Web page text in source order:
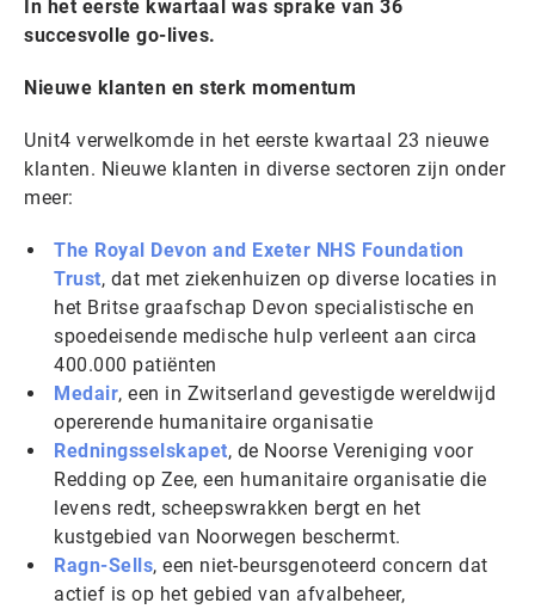
In het eerste kwartaal was sprake van 36
succesvolle go-lives.
Nieuwe klanten en sterk momentum
Unit4 verwelkomde in het eerste kwartaal 23 nieuwe
klanten. Nieuwe klanten in diverse sectoren zijn onder
meer:
The Royal Devon and Exeter NHS Foundation
Trust, dat met ziekenhuizen op diverse locaties in
het Britse graafschap Devon specialistische en
spoedeisende medische hulp verleent aan circa
400.000 patiënten
Medair, een in Zwitserland gevestigde wereldwijd
opererende humanitaire organisatie
Redningsselskapet, de Noorse Vereniging voor
Redding op Zee, een humanitaire organisatie die
levens redt, scheepswrakken bergt en het
kustgebied van Noorwegen beschermt.
Ragn-Sells, een niet-beursgenoteerd concern dat
actief is op het gebied van afvalbeheer,